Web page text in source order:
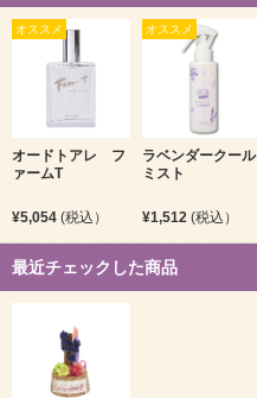
オススメ
オードトアレ フ
ァームT
¥5,054 (税込）
オススメ
ラベンダークール
ミスト
¥1,512 (税込）
最近チェックした商品